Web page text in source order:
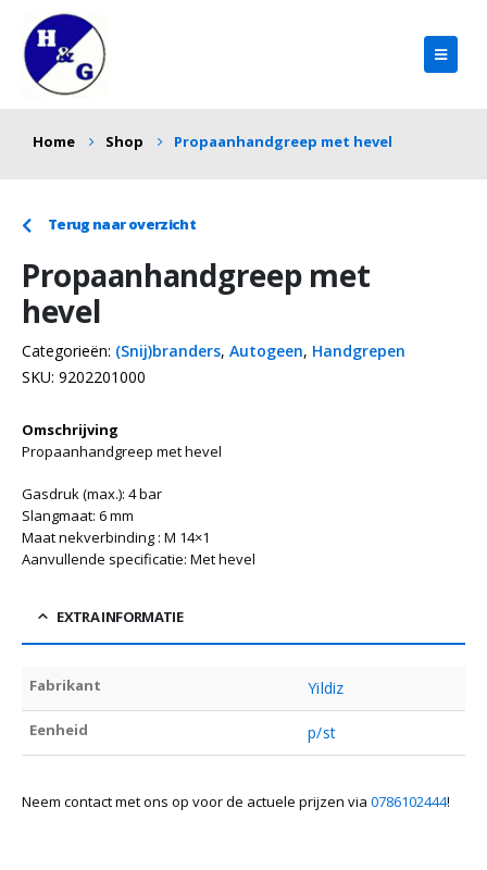
Home Shop Propaanhandgreep met hevel
Terug naar overzicht
Propaanhandgreep met
hevel
SKU: 9202201000
Categorieën: (Snij)branders, Autogeen, Handgrepen
Omschrijving
Propaanhandgreep met hevel
Gasdruk (max.): 4 bar
Slangmaat: 6 mm
Maat nekverbinding : M 14×1
Aanvullende specificatie: Met hevel
EXTRA INFORMATIE
Fabrikant Yildiz
Eenheid p/st
Neem contact met ons op voor de actuele prijzen via 0786102444!